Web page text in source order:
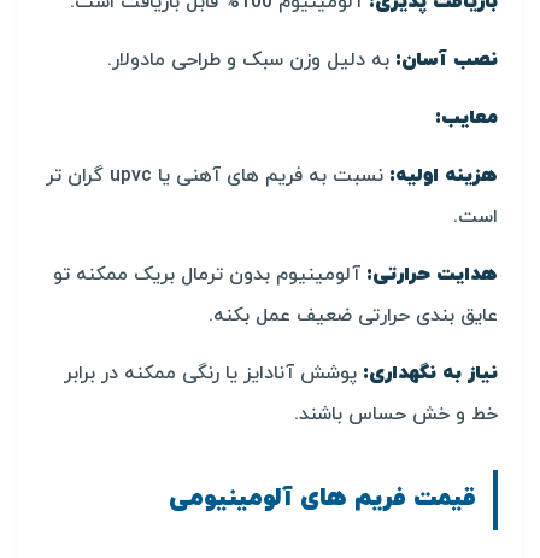
نصب آسان: به دلیل وزن سبک و طراحی مادولار.
معایب:
هزینه اولیه:
نسبت به فریم های آهنی یا upvc گران تر
است.
هدایت حرارتی: آلومینیوم بدون ترمال بریک ممکنه تو
عایق بندی حرارتی ضعیف عمل بکنه.
نیاز به نگهداری: پوشش آنادایز یا رنگی ممکنه در برابر
خط و خش حساس باشند.
قیمت فریم های آلومینیومی